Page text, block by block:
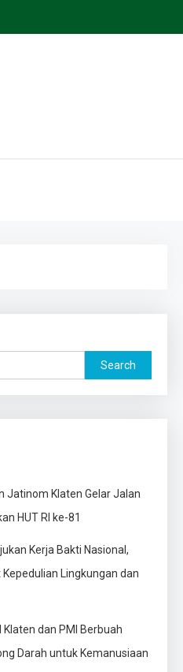
Search
Jatinom Klaten Gelar Jalan
HUT RI ke-81
Kerja Bakti Nasional,
Kepedulian Lingkungan dan
Klaten dan PMI Berbuah
Darah untuk Kemanusiaan